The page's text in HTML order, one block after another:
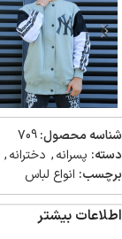
شناسه محصول:709
دسته: پسرانه, دخترانه,
برچسب: انواع لباس
اطلاعات بیشتر